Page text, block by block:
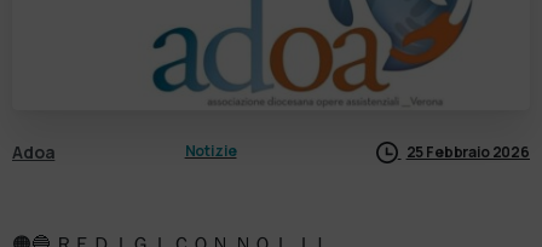
Adoa Notizie 25 Febbraio 2026